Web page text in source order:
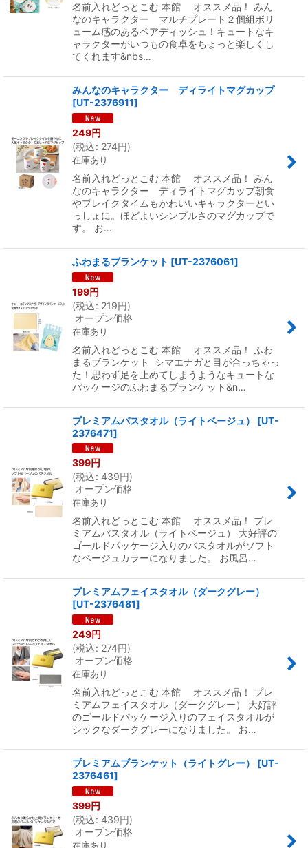
名前入れどっとこむ 本館 オススメ品！ みん
なのキャラクター マルチプレート２個組ボリ
ューム感のあるペアディッシュ！キュートなキ
ャラクターがいつもの食卓をちょっと楽しくし
てくれます&nbs…
みんなのキャラクター ディライトマグカップ
[UT-2376911]
249円
(税込: 274円)
在庫あり
名前入れどっとこむ 本館 オススメ品！ みん
なのキャラクター ディライトマグカップ朝食
やブレイクタイムもかわいいキャラクターとい
っしょに。ほどよいシンプルさのマグカップで
す。 お…
ふわまるブランケット [UT-2376061]
199円
(税込: 219円)
オープン価格
在庫あり
名前入れどっとこむ 本館 オススメ品！ ふわ
まるブランケット シマエナガと目が合っちゃっ
た！思わず足を止めてしまうようなキュートな
パッケージのふわまるブランケット&n…
プレミアムバスタオル（ライトベージュ） [UT-
2376471]
399円
(税込: 439円)
オープン価格
在庫あり
名前入れどっとこむ 本館 オススメ品！ プレ
ミアムバスタオル（ライトベージュ） 大好評の
ゴールドパッケージ入りのバスタオルがソフト
なベージュカラーになりました。 お風呂…
プレミアムフェイスタオル（ダークグレー）
[UT-2376481]
249円
(税込: 274円)
オープン価格
在庫あり
名前入れどっとこむ 本館 オススメ品！ プレ
ミアムフェイスタオル（ダークグレー） 大好評
のゴールドパッケージ入りのフェイスタオルが
シックなダークグレーになりました。 お…
プレミアムブランケット（ライトグレー） [UT-
2376461]
399円
(税込: 439円)
オープン価格
在庫あり